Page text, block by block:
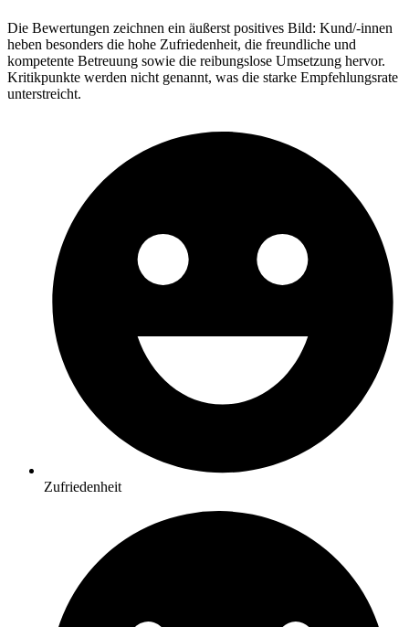
Die Bewertungen zeichnen ein äußerst positives Bild: Kund/-innen
heben besonders die hohe Zufriedenheit, die freundliche und
kompetente Betreuung sowie die reibungslose Umsetzung hervor.
Kritikpunkte werden nicht genannt, was die starke Empfehlungsrate
unterstreicht.
Zufriedenheit